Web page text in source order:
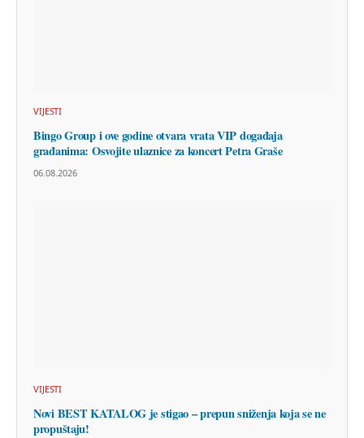
VIJESTI
Bingo Group i ove godine otvara vrata VIP događaja
građanima: Osvojite ulaznice za koncert Petra Graše
06.08.2026
VIJESTI
Novi BEST KATALOG je stigao – prepun sniženja koja se ne
propuštaju!